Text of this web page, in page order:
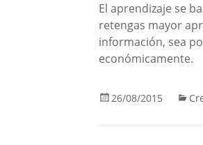
El aprendizaje se
retengas mayor
información, sea
económicamente.
26/08/2015